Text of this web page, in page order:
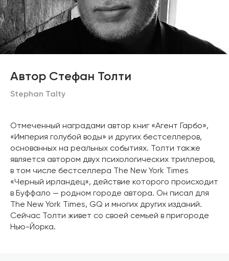
Автор Стефан Толти
Stephan Talty
Отмеченный наградами автор книг «Агент Гарбо»,
«Империя голубой воды» и других бестселлеров,
основанных на реальных событиях. Толти также
является автором двух психологических триллеров,
в том числе бестселлера The New York Times
«Черный ирландец», действие которого происходит
в Буффало — родном городе автора. Он писал для
The New York Times, GQ и многих других изданий.
Сейчас Толти живет со своей семьей в пригороде
Нью-Йорка.